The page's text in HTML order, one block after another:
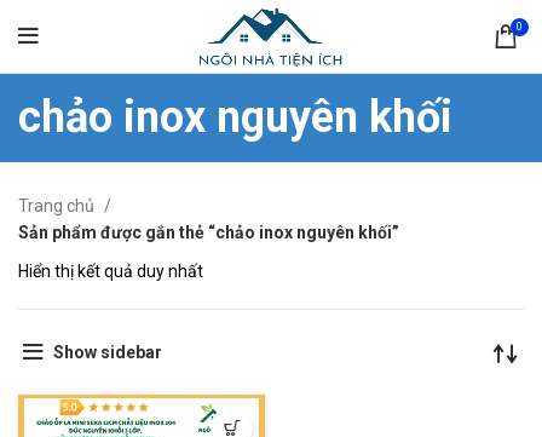
0
chảo inox nguyên khối
Trang chủ
Sản phẩm được gắn thẻ “chảo inox nguyên khối”
Hiển thị kết quả duy nhất
Show sidebar